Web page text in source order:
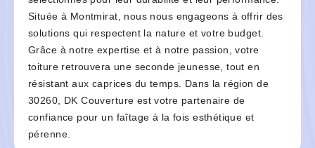
Située à Montmirat, nous nous engageons à offrir des
solutions qui respectent la nature et votre budget.
Grâce à notre expertise et à notre passion, votre
toiture retrouvera une seconde jeunesse, tout en
résistant aux caprices du temps. Dans la région de
30260, DK Couverture est votre partenaire de
confiance pour un faîtage à la fois esthétique et
pérenne.